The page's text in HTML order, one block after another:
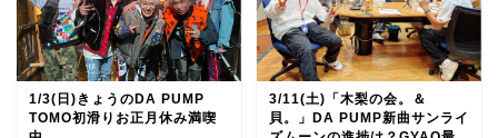
1/3(日)きょうのDA PUMP
TOMO初滑りお正月休み満喫
3/11(土)「木梨の会。＆
貝。」DA PUMP新曲サンライ